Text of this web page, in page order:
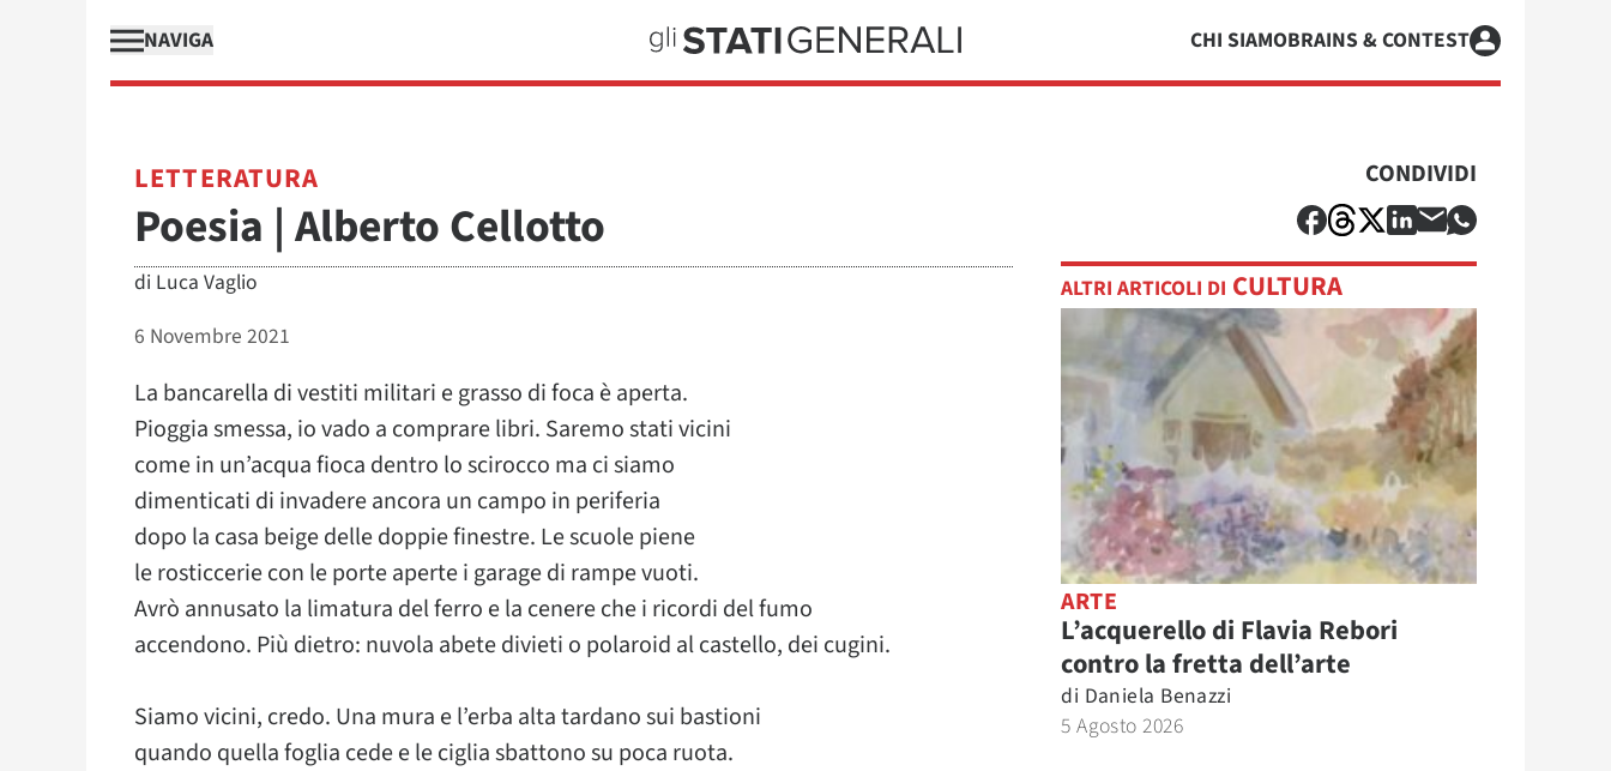
NAVIGA CHI SIAMOBRAINS & CONTEST
LETTERATURA
Poesia | Alberto Cellotto
di Luca Vaglio
6 Novembre 2021
La bancarella di vestiti militari e grasso di foca è aperta.
Pioggia smessa, io vado a comprare libri. Saremo stati vicini
come in un’acqua fioca dentro lo scirocco ma ci siamo
dimenticati di invadere ancora un campo in periferia
dopo la casa beige delle doppie finestre. Le scuole piene
le rosticcerie con le porte aperte i garage di rampe vuoti.
Avrò annusato la limatura del ferro e la cenere che i ricordi del fumo
accendono. Più dietro: nuvola abete divieti o polaroid al castello, dei cugini.
Siamo vicini, credo. Una mura e l’erba alta tardano sui bastioni
quando quella foglia cede e le ciglia sbattono su poca ruota.
CONDIVIDI
ALTRI ARTICOLI DI CULTURA
ARTE
L’acquerello di Flavia Rebori
contro la fretta dell’arte
di Daniela Benazzi
5 Agosto 2026